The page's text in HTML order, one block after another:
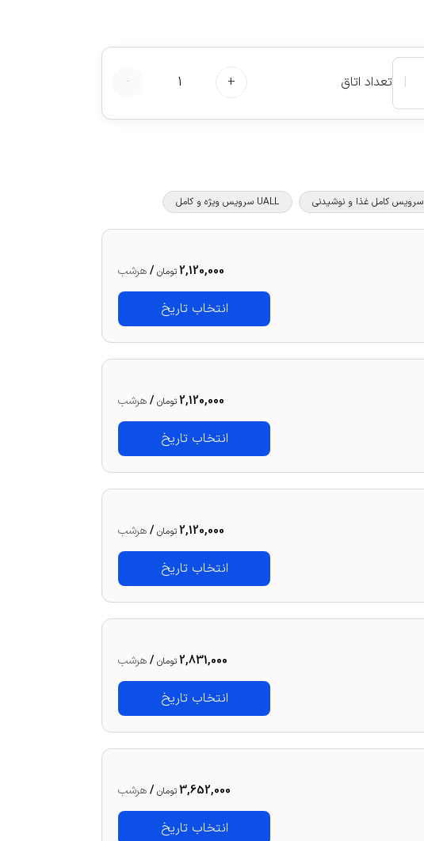
| تعداد اتاق +
1
-
UALL سرویس ویژه و کامل
2,120,000تومان /هرشب
انتخاب تاریخ
2,120,000تومان /هرشب
انتخاب تاریخ
2,120,000تومان /هرشب
انتخاب تاریخ
2,831,000تومان /هرشب
انتخاب تاریخ
3,652,000تومان /هرشب
انتخاب تاریخ